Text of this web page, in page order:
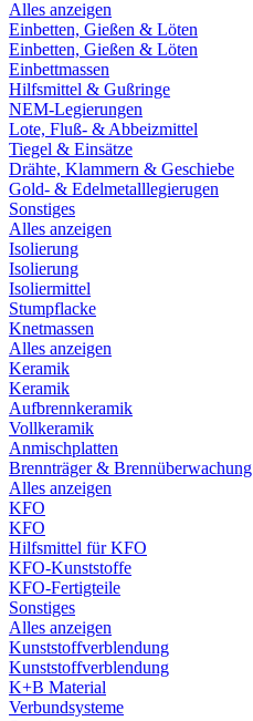
Alles anzeigen
Einbetten, Gießen & Löten
Einbetten, Gießen & Löten
Einbettmassen
Hilfsmittel & Gußringe
NEM-Legierungen
Lote, Fluß- & Abbeizmittel
Tiegel & Einsätze
Drähte, Klammern & Geschiebe
Gold- & Edelmetalllegierugen
Sonstiges
Alles anzeigen
Isolierung
Isolierung
Isoliermittel
Stumpflacke
Knetmassen
Alles anzeigen
Keramik
Keramik
Aufbrennkeramik
Vollkeramik
Anmischplatten
Brennträger & Brennüberwachung
Alles anzeigen
KFO
KFO
Hilfsmittel für KFO
KFO-Kunststoffe
KFO-Fertigteile
Sonstiges
Alles anzeigen
Kunststoffverblendung
Kunststoffverblendung
K+B Material
Verbundsysteme